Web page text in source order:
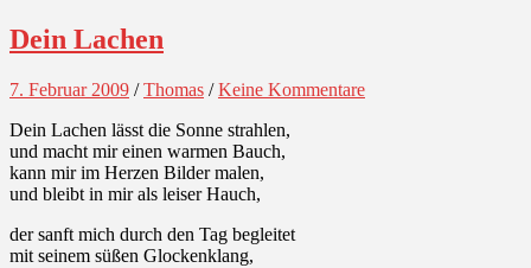
Dein Lachen
7. Februar 2009 /Thomas /Keine Kommentare
Dein Lachen lässt die Sonne strahlen,
und macht mir einen warmen Bauch,
kann mir im Herzen Bilder malen,
und bleibt in mir als leiser Hauch,
der sanft mich durch den Tag begleitet
mit seinem süßen Glockenklang,